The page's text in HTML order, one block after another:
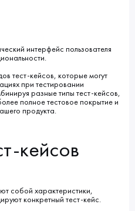
интерфейс пользователя
тест-кейсов, которые могут
при тестировании
разные типы тест-кейсов,
полное тестовое покрытие и
продукта.
кейсов
собой характеристики,
конкретный тест-кейс.